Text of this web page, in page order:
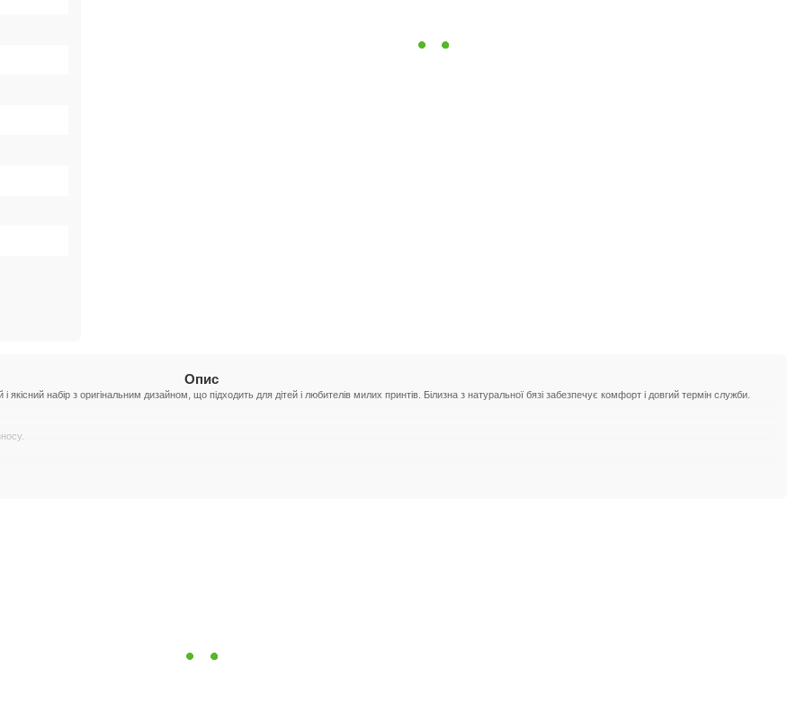
Опис
набір з оригінальним дизайном, що підходить для дітей і любителів милих принтів. Білизна з натуральної бязі забезпечує комфорт і довгий термін служби.